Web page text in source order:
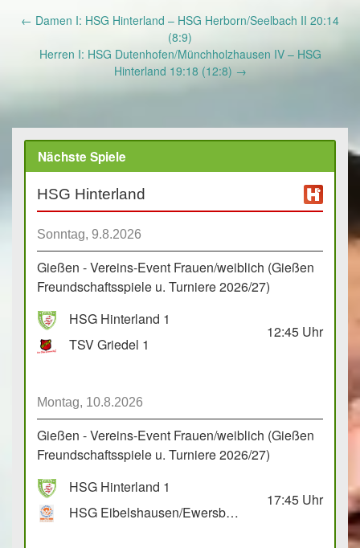
Post
← Damen I: HSG Hinterland – HSG Herborn/Seelbach II 20:14
(8:9)
Herren I: HSG Dutenhofen/Münchholzhausen IV – HSG
Hinterland 19:18 (12:8) →
Nächste Spiele
HSG Hinterland
Sonntag, 9.8.2026
Gießen - Vereins-Event Frauen/weiblich (Gießen
Freundschaftsspiele u. Turniere 2026/27)
HSG Hinterland 1
TSV Griedel 1
12:45 Uhr
Montag, 10.8.2026
Gießen - Vereins-Event Frauen/weiblich (Gießen
Freundschaftsspiele u. Turniere 2026/27)
HSG Hinterland 1
HSG Eibelshausen/Ewersbach GbR 2
17:45 Uhr